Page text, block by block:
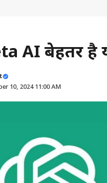
AI बेहतर है
10, 2024 11:00 AM